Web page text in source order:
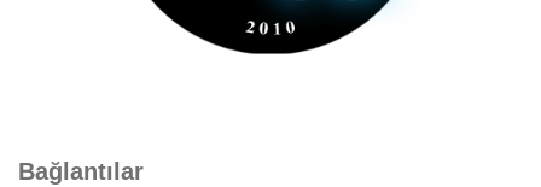
Bağlantılar